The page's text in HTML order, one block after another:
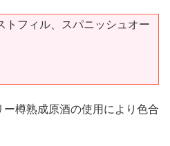
トフィル、スパニッシュオー
樽熟成原酒の使用により色合